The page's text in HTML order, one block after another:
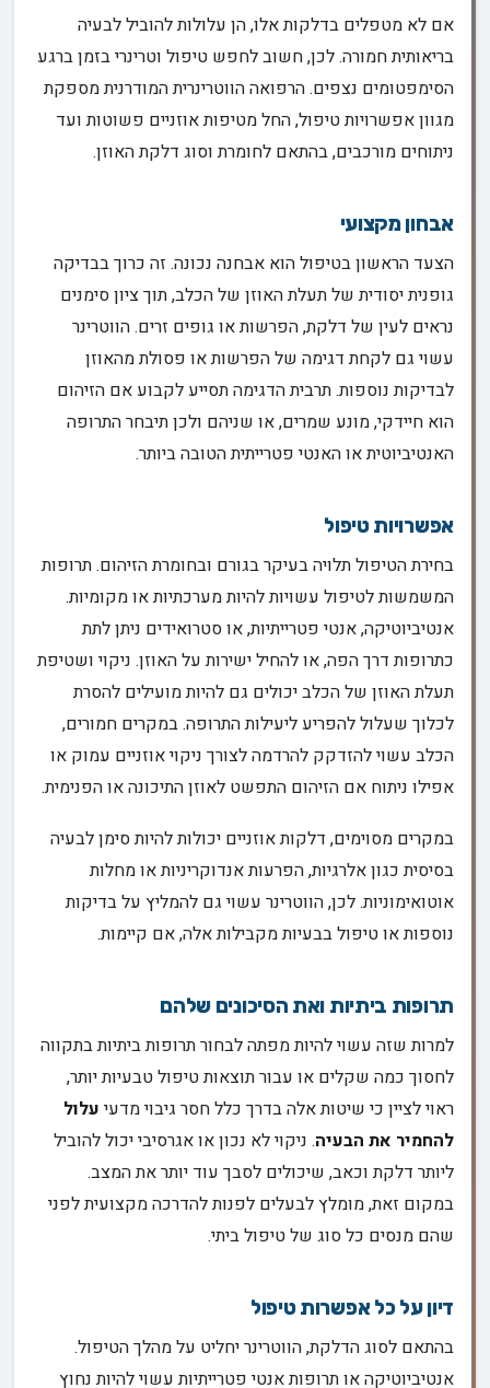
אם לא מטפלים בדלקות אלו, הן עלולות להוביל לבעיה
בריאותית חמורה. לכן, חשוב לחפש טיפול וטרינרי בזמן ברגע
הסימפטומים נצפים. הרפואה הווטרינרית המודרנית מספקת
מגוון אפשרויות טיפול, החל מטיפות אוזניים פשוטות ועד
ניתוחים מורכבים, בהתאם לחומרת וסוג דלקת האוזן.
אבחון מקצועי
הצעד הראשון בטיפול הוא אבחנה נכונה. זה כרוך בבדיקה
גופנית יסודית של תעלת האוזן של הכלב, תוך ציון סימנים
נראים לעין של דלקת, הפרשות או גופים זרים. הווטרינר
עשוי גם לקחת דגימה של הפרשות או פסולת מהאוזן
לבדיקות נוספות. תרבית הדגימה תסייע לקבוע אם הזיהום
הוא חיידקי, מונע שמרים, או שניהם ולכן תיבחר התרופה
האנטיביוטית או האנטי פטרייתית הטובה ביותר.
אפשרויות טיפול
בחירת הטיפול תלויה בעיקר בגורם ובחומרת הזיהום. תרופות
המשמשות לטיפול עשויות להיות מערכתיות או מקומיות.
אנטיביוטיקה, אנטי פטרייתיות, או סטרואידים ניתן לתת
כתרופות דרך הפה, או להחיל ישירות על האוזן. ניקוי ושטיפת
תעלת האוזן של הכלב יכולים גם להיות מועילים להסרת
לכלוך שעלול להפריע ליעילות התרופה. במקרים חמורים,
הכלב עשוי להזדקק להרדמה לצורך ניקוי אוזניים עמוק או
אפילו ניתוח אם הזיהום התפשט לאוזן התיכונה או הפנימית.
במקרים מסוימים, דלקות אוזניים יכולות להיות סימן לבעיה
בסיסית כגון אלרגיות, הפרעות אנדוקריניות או מחלות
אוטואימוניות. לכן, הווטרינר עשוי גם להמליץ על בדיקות
נוספות או טיפול בבעיות מקבילות אלה, אם קיימות.
תרופות ביתיות ואת הסיכונים שלהם
למרות שזה עשוי להיות מפתה לבחור תרופות ביתיות בתקווה
לחסוך כמה שקלים או עבור תוצאות טיפול טבעיות יותר,
ראוי לציין כי שיטות אלה בדרך כלל חסר גיבוי מדעי עלול
להחמיר את הבעיה. ניקוי לא נכון או אגרסיבי יכול להוביל
ליותר דלקת וכאב, שיכולים לסבך עוד יותר את המצב.
במקום זאת, מומלץ לבעלים לפנות להדרכה מקצועית לפני
שהם מנסים כל סוג של טיפול ביתי.
דיון על כל אפשרות טיפול
בהתאם לסוג הדלקת, הווטרינר יחליט על מהלך הטיפול.
אנטיביוטיקה או תרופות אנטי פטרייתיות עשוי להיות נחוץ